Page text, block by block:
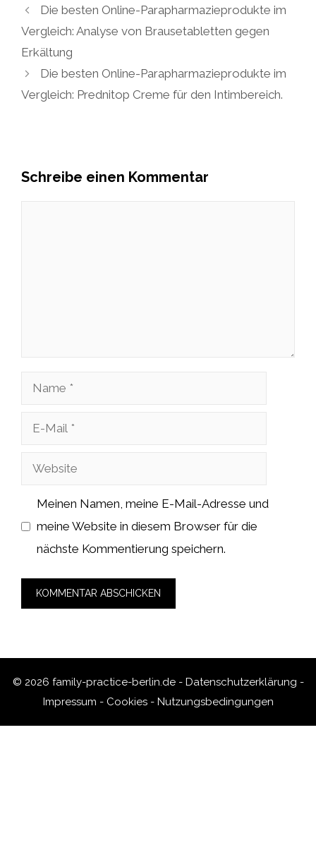
Die besten Online-Parapharmazieprodukte im
Vergleich: Analyse von Brausetabletten gegen
Erkältung
Die besten Online-Parapharmazieprodukte im
Vergleich: Prednitop Creme für den Intimbereich.
Schreibe einen Kommentar
Name
Website
Meinen Namen, meine E-Mail-Adresse und
meine Website in diesem Browser für die
nächste Kommentierung speichern.
© 2026 family-practice-berlin.de - Datenschutzerklärung -
Impressum - Cookies- Nutzungsbedingungen